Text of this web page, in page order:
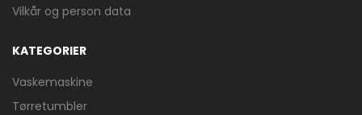
Vilkår og person data
KATEGORIER
Vaskemaskine
Tørretumbler